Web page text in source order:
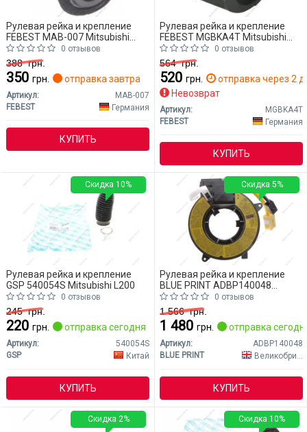
Рулевая рейка и крепление
FEBEST MAB-007 Mitsubishi
L200
0 отзывов
388грн.
350 грн. отправка завтра
Артикул:
MAB-007
FEBEST
Германия
КУПИТЬ
Рулевая рейка и крепление
FEBEST MGBKA4T Mitsubishi
L200
0 отзывов
564грн.
520 грн.
отправка через 2
Невозврат
Артикул:
MGBKA4T
FEBEST
Германия
КУПИТЬ
Рулевая рейка и крепление
GSP 540054S Mitsubishi L200
0 отзывов
245грн.
220 грн. отправка сегодня
Артикул:
540054S
GSP
Китай
КУПИТЬ
Скидка 10%
Рулевая рейка и крепление
BLUE PRINT ADBP140048
Mitsubishi L2000 отзывов
1 566грн.
1 480 грн. отправка
Артикул:
ADBP140048
BLUE PRINT
Великобритания
КУПИТЬ
Скидка 5%
Скидка 2% Скидка 10%